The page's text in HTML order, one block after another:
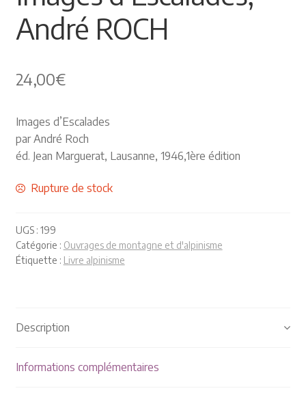
Himalayisme
Peintures
Les Pyrénées
Carte postale
André ROCH
24,00€
Images d’Escalades
par André Roch
éd. Jean Marguerat, Lausanne, 1946,1ère édition
Rupture de stock
UGS : 199
Catégorie : Ouvrages de montagne et d'alpinisme
Étiquette : Livre alpinisme
Description
Informations complémentaires